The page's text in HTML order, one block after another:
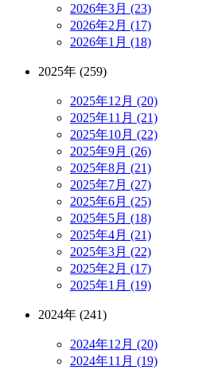
2026年3月 (23)
2026年2月 (17)
2026年1月 (18)
2025年 (259)
2025年12月 (20)
2025年11月 (21)
2025年10月 (22)
2025年9月 (26)
2025年8月 (21)
2025年7月 (27)
2025年6月 (25)
2025年5月 (18)
2025年4月 (21)
2025年3月 (22)
2025年2月 (17)
2025年1月 (19)
2024年 (241)
2024年12月 (20)
2024年11月 (19)